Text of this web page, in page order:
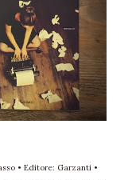
• Editore: Garzanti •